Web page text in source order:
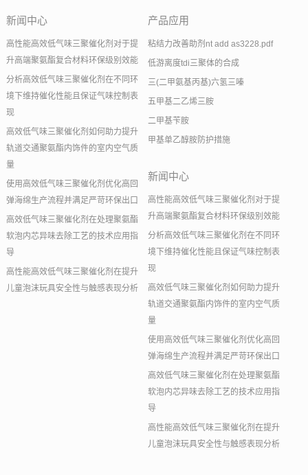
新闻中心
高性能高效低气味三聚催化剂对于提
升高端聚氨酯复合材料环保级别效能
分析高效低气味三聚催化剂在不同环
境下维持催化性能且保证气味控制表
现
高效低气味三聚催化剂如何助力提升
轨道交通聚氨酯内饰件的室内空气质
量
使用高效低气味三聚催化剂优化高回
弹海绵生产流程并满足严苛环保出口
高效低气味三聚催化剂在处理聚氨酯
软泡内芯异味去除工艺的技术应用指
导
高性能高效低气味三聚催化剂在提升
儿童泡沫玩具安全性与触感表现分析
产品应用
粘结力改善助剂nt add as3228.pdf
低游离度tdi三聚体的合成
三(二甲氨基丙基)六氢三嗪
五甲基二乙烯三胺
二甲基苄胺
甲基单乙醇胺防护措施
新闻中心
高性能高效低气味三聚催化剂对于提
升高端聚氨酯复合材料环保级别效能
分析高效低气味三聚催化剂在不同环
境下维持催化性能且保证气味控制表
现
高效低气味三聚催化剂如何助力提升
轨道交通聚氨酯内饰件的室内空气质
量
使用高效低气味三聚催化剂优化高回
弹海绵生产流程并满足严苛环保出口
高效低气味三聚催化剂在处理聚氨酯
软泡内芯异味去除工艺的技术应用指
导
高性能高效低气味三聚催化剂在提升
儿童泡沫玩具安全性与触感表现分析